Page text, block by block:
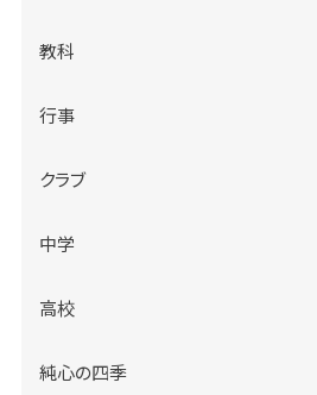
教科
行事
クラブ
中学
高校
純心の四季